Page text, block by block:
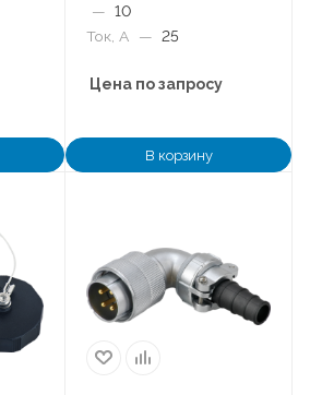
— 10
Ток, А
— 25
Цена по запросу
В корзину